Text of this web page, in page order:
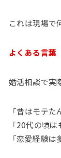
これは現場で
よくある言葉
婚活相談で実
「昔はモテた
「20代の頃
「恋愛経験は